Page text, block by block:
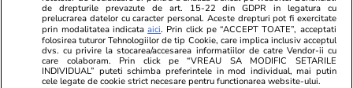
un bărbat să doneze un rinichi
Știri România 28 iul.
de drepturile prevazute de art. 15-22 din GDPR in legatura cu
prelucrarea datelor cu caracter personal. Aceste drepturi pot fi exercitate
prin modalitatea indicataaici. Prin click pe “ACCEPT TOATE”, acceptati
folosirea tuturor Tehnologiilor de tip Cookie, care implica inclusiv acceptul
dvs. cu privire la stocarea/accesarea informatiilor de catre Vendor-ii cu
care colaboram. Prin click pe “VREAU SA MODIFIC SETARILE
INDIVIDUAL” puteti schimba preferintele in mod individual, mai putin
cele legate de cookie strict necesare pentru functionarea website-ului.